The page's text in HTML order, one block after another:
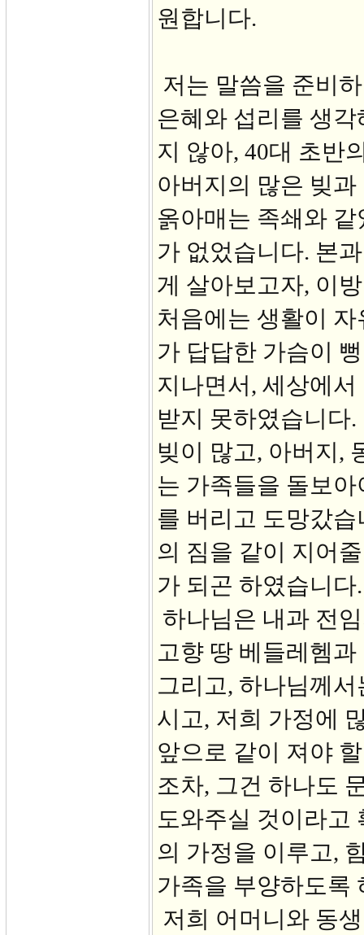
원합니다.
저는 말씀을 준비
은혜와 섭리를 생
지 않아, 40대 초반
아버지의 많은 빚
옭아매는 족쇄와
가 없었습니다. 본
게 살아보고자, 이
처음에는 생활이
가 답답한 가슴이
지나면서, 세상에
받지 못하였습니다
빚이 많고, 아버지,
는 가족들을 돌보
를 버리고 도망갔
의 짐을 같이 지어
가 되곤 하였습니다.
하나님은 내과 전
고향 땅 베들레헴
그리고, 하나님께
시고, 저희 가정에
앞으로 같이 져야
조차, 그건 하나도
도와주실 것이라고
의 가정을 이루고,
가족을 부양하도록
저희 어머니와 동